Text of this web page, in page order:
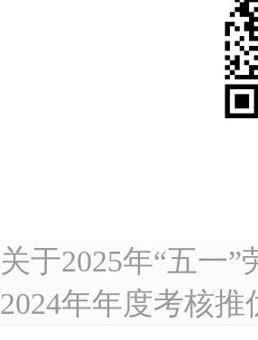
关于2025年“五一
2024年年度考核推